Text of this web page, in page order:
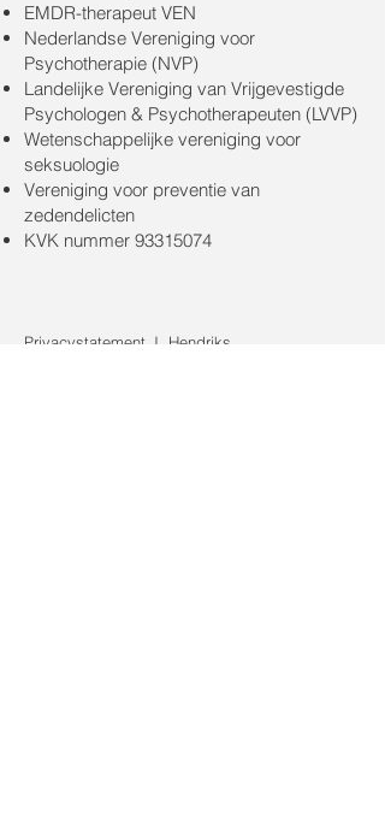
EMDR-therapeut VEN
Nederlandse Vereniging voor
Psychotherapie (NVP)
Landelijke Vereniging van Vrijgevestigde
Psychologen & Psychotherapeuten (LVVP)
Wetenschappelijke vereniging voor
seksuologie
Vereniging voor preventie van
zedendelicten
KVK nummer 93315074
Privacystatement J. Hendriks